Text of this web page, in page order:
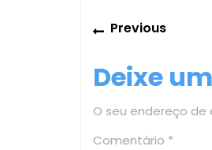
Post
PreviousPrevious
Deixe
O seu endereço
Comentário *